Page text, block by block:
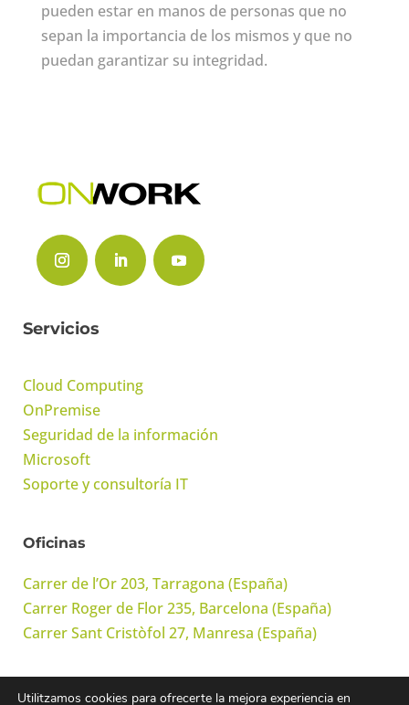
pueden estar en manos de personas que no
sepan la importancia de los mismos y que no
puedan garantizar su integridad.
Servicios
Cloud Computing
OnPremise
Seguridad de la información
Microsoft
Soporte y consultoría IT
Oficinas
Carrer de l’Or 203, Tarragona (España)
Carrer Roger de Flor 235, Barcelona (España)
Carrer Sant Cristòfol 27, Manresa (España)
Utilitzamos cookies para ofrecerte la mejora experiencia en